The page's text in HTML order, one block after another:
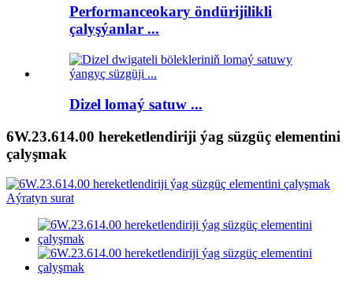
Performanceokary öndürijilikli
çalyşýanlar ...
Dizel lomaý satuw ...
6W.23.614.00 hereketlendiriji ýag süzgüç elementini
çalyşmak